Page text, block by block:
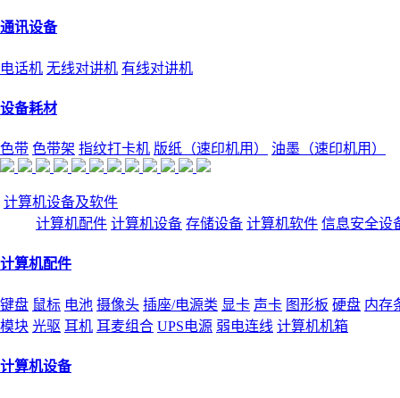
通讯设备
电话机 无线对讲机 有线对讲机
设备耗材
色带 色带架 指纹打卡机 版纸（速印机用） 油墨（速印机用）
计算机设备及软件
计算机配件 计算机设备 存储设备 计算机软件 信息安全设
计算机配件
键盘 鼠标 电池 摄像头 插座/电源类 显卡 声卡 图形板 硬盘 内存
模块 光驱 耳机 耳麦组合 UPS电源 弱电连线 计算机机箱
计算机设备